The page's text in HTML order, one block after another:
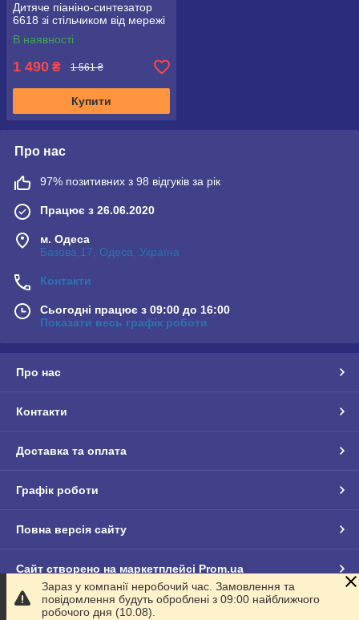
Дитяче піаніно-синтезатор
6618 зі стільчиком від мережі
В наявності
1 490 ₴ 1 561 ₴
Купити
Про нас
97% позитивних з 98 відгуків за рік
Працює з 26.06.2020
м. Одеса
Базова,17, Одеса, Україна
Контакти
Сьогодні працює з 09:00 до 16:00
Показати весь графік роботи
Про нас
Контакти
Доставка та оплата
Графік роботи
Повна версія сайту
Сайт створено на маркетплейсі Prom.ua
Політика конфіденційності
Зараз у компанії неробочий час. Замовлення та
повідомлення будуть оброблені з 09:00 найближчого
робочого дня (10.08).